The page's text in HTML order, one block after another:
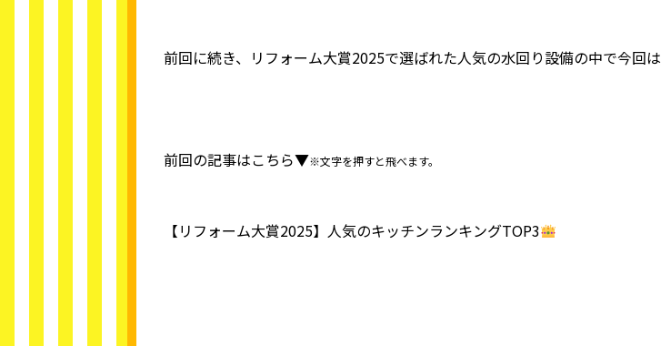
前回に続き、リフォーム大賞2025で選ばれた人気の水回り設備の中で今回は
前回の記事はこちら▼※文字を押すと飛べます。
【リフォーム大賞2025】人気のキッチンランキングTOP3